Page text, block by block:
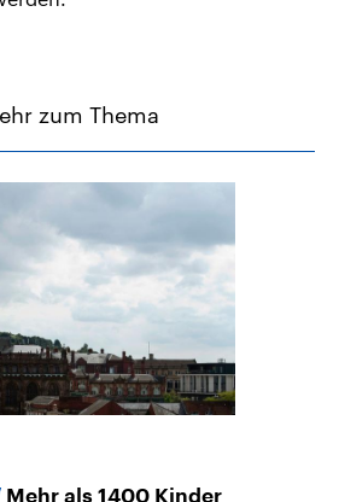
zum Thema
Mehr als 1400 Kinder